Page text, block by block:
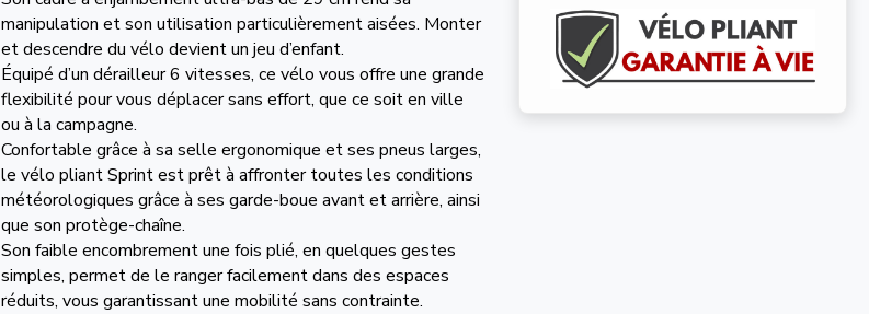
manipulation et son utilisation particulièrement aisées. Monter
et descendre du vélo devient un jeu d’enfant.
Équipé d’un dérailleur 6 vitesses, ce vélo vous offre une grande
flexibilité pour vous déplacer sans effort, que ce soit en ville
ou à la campagne.
Confortable grâce à sa selle ergonomique et ses pneus larges,
le vélo pliant Sprint est prêt à affronter toutes les conditions
météorologiques grâce à ses garde-boue avant et arrière, ainsi
que son protège-chaîne.
Son faible encombrement une fois plié, en quelques gestes
simples, permet de le ranger facilement dans des espaces
réduits, vous garantissant une mobilité sans contrainte.